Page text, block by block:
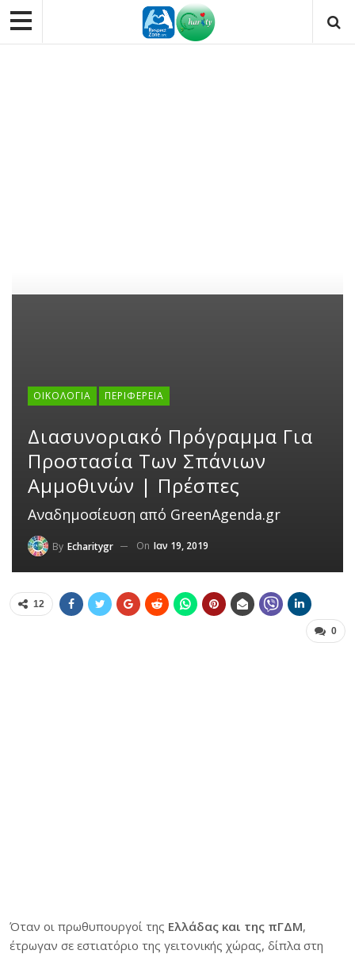
ΟΙΚΟΛΟΓΊΑ ΠΕΡΙΦΈΡΕΙΑ
Διασυνοριακό Πρόγραμμα Για
Προστασία Των Σπάνιων
Αμμοθινών | Πρέσπες
Αναδημοσίευση από GreenAgenda.gr
By Echaritygr On Ιαν 19, 2019
12
0
Όταν οι πρωθυπουργοί της Ελλάδας και της πΓΔΜ,
έτρωγαν σε εστιατόριο της γειτονικής χώρας, δίπλα στη